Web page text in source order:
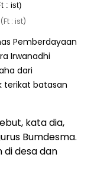
: ist)
Pemberdayaan
Irwanadhi
dari
terikat batasan
kata dia,
Bumdesma.
desa dan